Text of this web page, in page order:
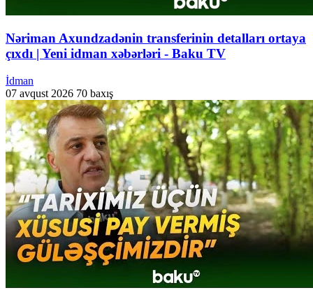
Nəriman Axundzadənin transferinin detalları ortaya
çıxdı | Yeni idman xəbərləri - Baku TV
İdman
07 avqust 2026 70 baxış